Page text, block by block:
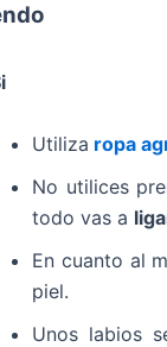
Utiliza ropa
No utilices
todo vas a
En cuanto al
piel.
Unos labios